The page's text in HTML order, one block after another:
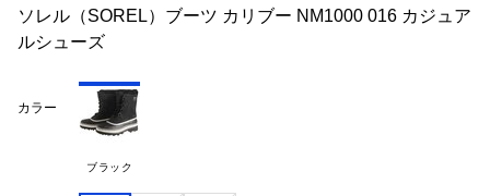
ソレル（SOREL）ブーツ カリブー NM1000 016 カジュア
ルシューズ
カラー
ブラック